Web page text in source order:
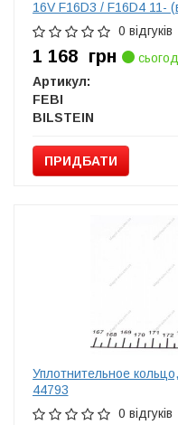
16V F16D3 / F16D4 11-
0 відгуків
1 168 грн
Артикул:
FEBI
BILSTEIN
ПРИДБАТИ
Уплотнительное
44793
0 відгуків